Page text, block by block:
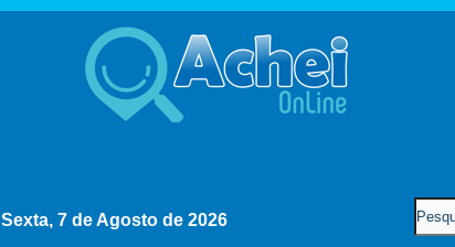
Sexta, 7 de Agosto de 2026